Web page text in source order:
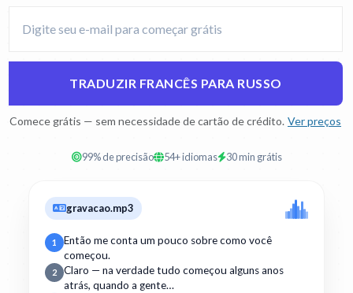
TRADUZIR FRANCÊS PARA RUSSO
Comece grátis — sem necessidade de cartão de crédito. Ver preços
99% de precisão 54+ idiomas 30 min grátis
gravacao.mp3
1
Então me conta um pouco sobre como você
começou.
2
Claro — na verdade tudo começou alguns anos
atrás, quando a gente…